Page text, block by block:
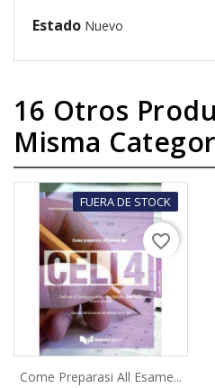
Estado Nuevo
16 Otros
Misma
FUERA DE STOCK
Come Preparasi All Esame...
favorite_border